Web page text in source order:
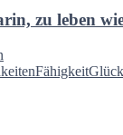
zu leben
FähigkeitGlück